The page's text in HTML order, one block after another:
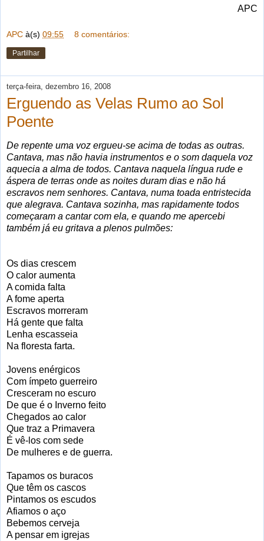
APC
APC à(s) 09:55 8 comentários:
Partilhar
terça-feira, dezembro 16, 2008
Erguendo as Velas Rumo ao Sol
Poente
De repente uma voz ergueu-se acima de todas as outras.
Cantava, mas não havia instrumentos e o som daquela voz
aquecia a alma de todos. Cantava naquela língua rude e
áspera de terras onde as noites duram dias e não há
escravos nem senhores. Cantava, numa toada entristecida
que alegrava. Cantava sozinha, mas rapidamente todos
começaram a cantar com ela, e quando me apercebi
também já eu gritava a plenos pulmões:
Os dias crescem
O calor aumenta
A comida falta
A fome aperta
Escravos morreram
Há gente que falta
Lenha escasseia
Na floresta farta.
Jovens enérgicos
Com ímpeto guerreiro
Cresceram no escuro
De que é o Inverno feito
Chegados ao calor
Que traz a Primavera
É vê-los com sede
De mulheres e de guerra.
Tapamos os buracos
Que têm os cascos
Pintamos os escudos
Afiamos o aço
Bebemos cerveja
A pensar em igrejas